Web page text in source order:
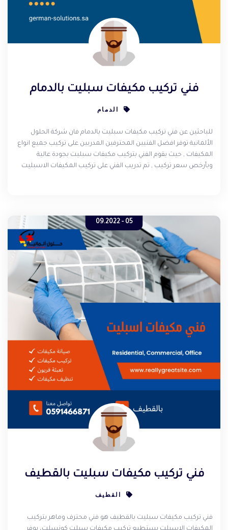
فني تركيب مكيفات سبليت بالدمام
الدمام
للباحثين عن فني تركيب مكيفات سبليت بالدمام فان شركة الحلول
الألمانية توفر افضل الفنيين المحترفين المدربين على تركيب جميع انواع
المكيفات , حيث يقوم الفني بتركيب مكيفات سبليت بجودة عالية
وبأرخص سعر تركيب , تم تدريب الفني على تركيب المكيفات الاسبليت
05 - 09.2022
فني تركيب مكيفات سبليت بالقطيف
القطيف
فني تركيب مكيفات سبليت بالقطيف هو فني محترف وماهر بتركيب